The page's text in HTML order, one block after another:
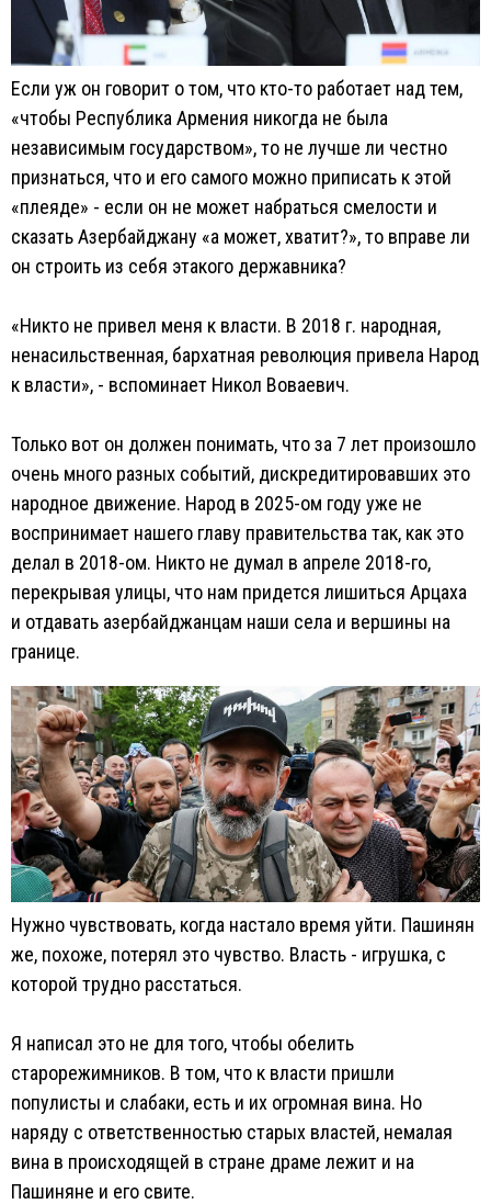
Если уж он говорит о том, что кто-то работает над тем,
«чтобы Республика Армения никогда не была
независимым государством», то не лучше ли честно
признаться, что и его самого можно приписать к этой
«плеяде» - если он не может набраться смелости и
сказать Азербайджану «а может, хватит?», то вправе ли
он строить из себя этакого державника?
«Никто не привел меня к власти. В 2018 г. народная,
ненасильственная, бархатная революция привела Народ
к власти», - вспоминает Никол Воваевич.
Только вот он должен понимать, что за 7 лет произошло
очень много разных событий, дискредитировавших это
народное движение. Народ в 2025-ом году уже не
воспринимает нашего главу правительства так, как это
делал в 2018-ом. Никто не думал в апреле 2018-го,
перекрывая улицы, что нам придется лишиться Арцаха
и отдавать азербайджанцам наши села и вершины на
границе.
Нужно чувствовать, когда настало время уйти. Пашинян
же, похоже, потерял это чувство. Власть - игрушка, с
которой трудно расстаться.
Я написал это не для того, чтобы обелить
старорежимников. В том, что к власти пришли
популисты и слабаки, есть и их огромная вина. Но
наряду с ответственностью старых властей, немалая
вина в происходящей в стране драме лежит и на
Пашиняне и его свите.